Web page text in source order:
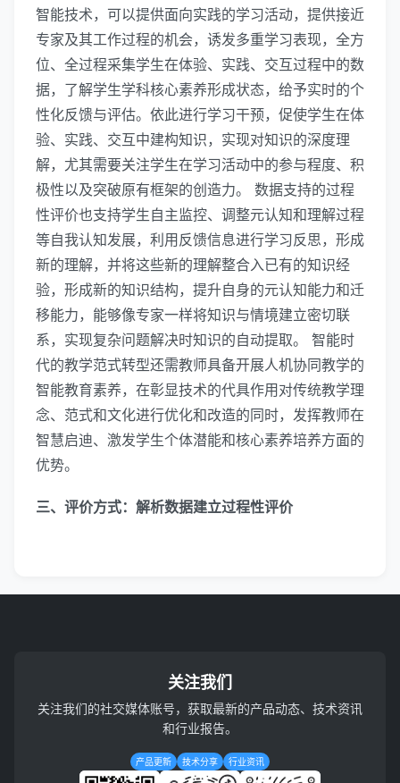
智能技术，可以提供面向实践的学习活动，提供接近
专家及其工作过程的机会，诱发多重学习表现，全方
位、全过程采集学生在体验、实践、交互过程中的数
据，了解学生学科核心素养形成状态，给予实时的个
性化反馈与评估。依此进行学习干预，促使学生在体
验、实践、交互中建构知识，实现对知识的深度理
解，尤其需要关注学生在学习活动中的参与程度、积
极性以及突破原有框架的创造力。 数据支持的过程
性评价也支持学生自主监控、调整元认知和理解过程
等自我认知发展，利用反馈信息进行学习反思，形成
新的理解，并将这些新的理解整合入已有的知识经
验，形成新的知识结构，提升自身的元认知能力和迁
移能力，能够像专家一样将知识与情境建立密切联
系，实现复杂问题解决时知识的自动提取。 智能时
代的教学范式转型还需教师具备开展人机协同教学的
智能教育素养，在彰显技术的代具作用对传统教学理
念、范式和文化进行优化和改造的同时，发挥教师在
智慧启迪、激发学生个体潜能和核心素养培养方面的
优势。
三、评价方式：解析数据建立过程性评价
关注我们
关注我们的社交媒体账号，获取最新的产品动态、技术资讯
和行业报告。
产品更新 技术分享 行业资讯